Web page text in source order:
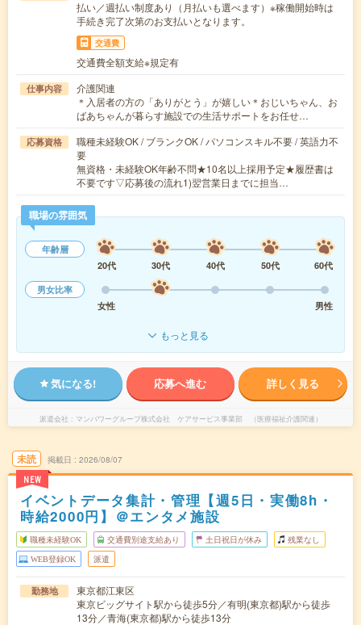
払い／週払い制度あり（月払いも選べます）※稼働開始時は
手続き完了次第のお支払いとなります。
交通費
交通費全額支給※規定有
仕事内容
介護関連
＊入居者の方の「ありがとう」が嬉しい＊おじいちゃん、お
ばあちゃんが暮らす施設での生活サポートをお任せ…
応募資格
職種未経験OK / ブランクOK / パソコンスキル不要 / 英語力不
要
無資格・未経験OK年齢不問★10名以上採用予定★履歴書は
不要です▽応募後の流れ1)翌営業日までに担当…
職場の雰囲気
年齢層
20代
30代 40代 50代
60代
男女比率
女性
男性
もっと見る
気になる! 応募へ進む 詳しく見る
派遣会社 マンパワーグループ株式会社 ケアサービス事業部 （医療福祉介護関連）
未読
NEW
掲載日 2026/08/07
イベントデータ集計・管理【週5日・実働8h・
時給2000円】＠エンタメ施設
職種未経験OK 交通費別途支給あり 土日祝日が休み 残業なし
WEB登録OK 派遣
勤務地
東京都江東区
東京ビッグサイト駅から徒歩5分／有明(東京都)駅から徒歩
13分／青海(東京都)駅から徒歩13分